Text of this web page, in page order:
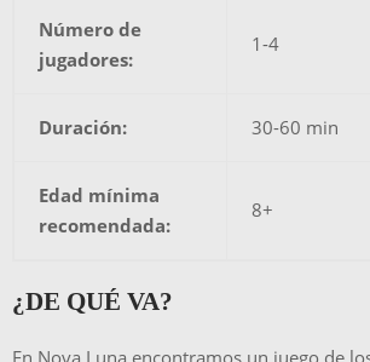
Número de
jugadores:
1-4
Duración: 30-60 min
Edad mínima
recomendada:
8+
¿DE QUÉ VA?